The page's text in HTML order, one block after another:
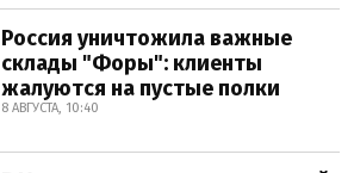
Россия уничтожила важные
склады "Форы": клиенты
жалуются на пустые полки
8 АВГУСТА, 10:40